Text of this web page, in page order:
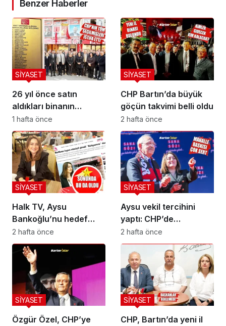
Benzer Haberler
26 yıl önce satın
aldıkları binanın
önünde buruk veda
SİYASET
1 hafta önce
CHP Bartın’da büyük
göçün takvimi belli oldu
SİYASET
2 hafta önce
Halk TV, Aysu
Bankoğlu’nu hedef
aldı!
SİYASET
2 hafta önce
Aysu vekil tercihini
yaptı: CHP’de
kalıyorum
SİYASET
2 hafta önce
Özgür Özel, CHP’ye
SİYASET
CHP, Bartın’da yeni il
SİYASET